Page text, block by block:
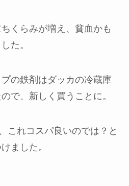
くらみが増え、貧血かも
た。
の鉄剤はダッカの冷蔵庫
で、新しく買うことに。
これコスパ良いのでは？と
ました。